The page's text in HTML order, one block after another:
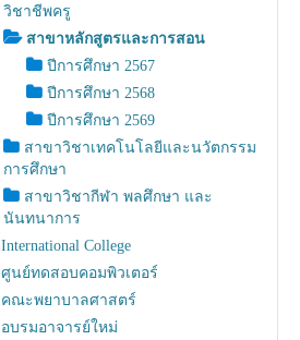
วิชาชีพครู
สาขาหลักสูตรและการสอน
ปีการศึกษา 2567
ปีการศึกษา 2568
ปีการศึกษา 2569
สาขาวิชาเทคโนโลยีและนวัตกรรม
การศึกษา
สาขาวิชากีฬา พลศึกษา และ
นันทนาการ
International College
ศูนย์ทดสอบคอมพิวเตอร์
คณะพยาบาลศาสตร์
อบรมอาจารย์ใหม่